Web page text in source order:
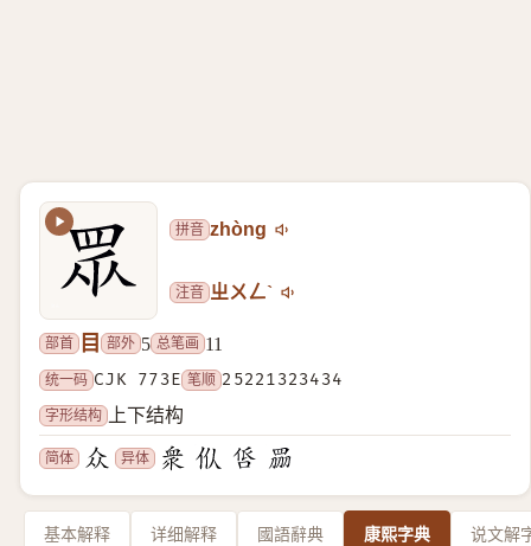
拼音 zhòng
注音 ㄓㄨㄥˋ
部首 目 部外 5 总笔画 11
统一码 CJK 773E 笔顺 25221323434
字形结构
上下结构
简体 异体
基本解释 详细解释 國語辭典 康熙字典 说文解